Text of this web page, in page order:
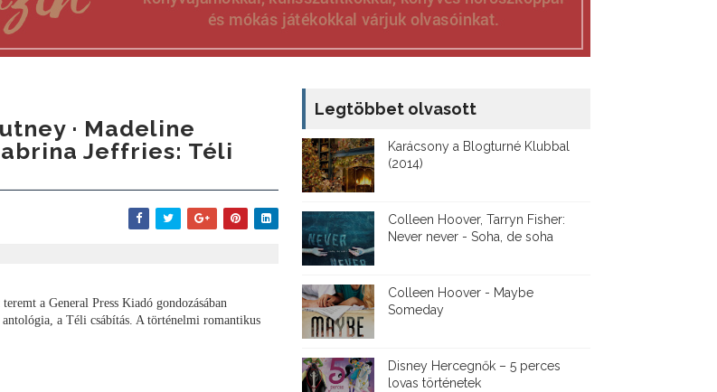
· Madeline
Jeffries: Téli
a General Press Kiadó gondozásában
a Téli csábítás. A történelmi romantikus
Legtöbbet olvasott
Karácsony a Blogturné Klubbal
(2014)
Colleen Hoover, Tarryn Fisher:
Never never - Soha, de soha
Colleen Hoover - Maybe
Someday
Disney ​Hercegnők – 5 perces
lovas történetek